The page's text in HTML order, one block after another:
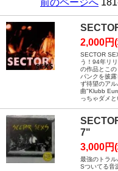
前のページへ
2,000円
SECTOR
う！94年リ
の作品とこ
パンクを披
ず待望のア
曲"Klubb
っちゃダメと
7"
3,000円
最強のトラ
Sついてる音